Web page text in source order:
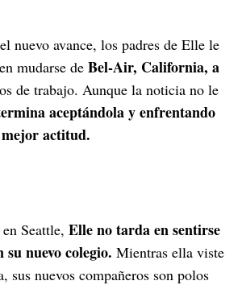
nuevo avance, los padres de Elle le
mudarse de Bel-Air, California, a
de trabajo. Aunque la noticia no le
aceptándola y enfrentando
actitud.
Seattle, Elle no tarda en sentirse
nuevo colegio. Mientras ella viste
sus nuevos compañeros son polos